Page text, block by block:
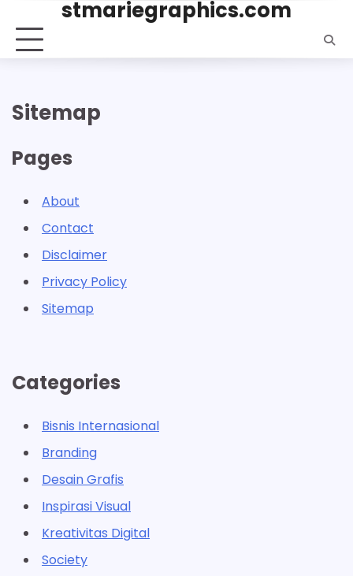
content
stmariegraphics.com
Sitemap
Pages
About
Contact
Disclaimer
Privacy Policy
Sitemap
Categories
Bisnis Internasional
Branding
Desain Grafis
Inspirasi Visual
Kreativitas Digital
Society